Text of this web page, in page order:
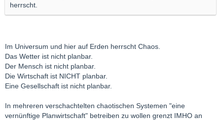
herrscht.
Im Universum und hier auf Erden herrscht Chaos.
Das Wetter ist nicht planbar.
Der Mensch ist nicht planbar.
Die Wirtschaft ist NICHT planbar.
Eine Gesellschaft ist nicht planbar.
In mehreren verschachtelten chaotischen Systemen "eine
vernünftige Planwirtschaft" betreiben zu wollen grenzt IMHO an